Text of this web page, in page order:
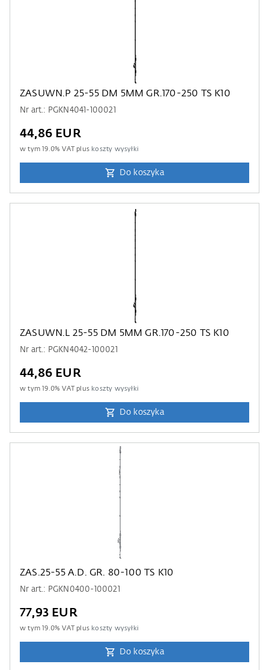
ZASUWN.P 25-55 DM 5MM GR.170-250 TS K10
Nr art.: PGKN4041-100021
44,86 EUR
w tym19.0% VAT plus koszty wysyłki
Do koszyka
ZASUWN.L 25-55 DM 5MM GR.170-250 TS K10
Nr art.: PGKN4042-100021
44,86 EUR
w tym19.0% VAT plus koszty wysyłki
Do koszyka
ZAS.25-55 A.D. GR. 80-100 TS K10
Nr art.: PGKN0400-100021
77,93 EUR
w tym19.0% VAT plus koszty wysyłki
Do koszyka